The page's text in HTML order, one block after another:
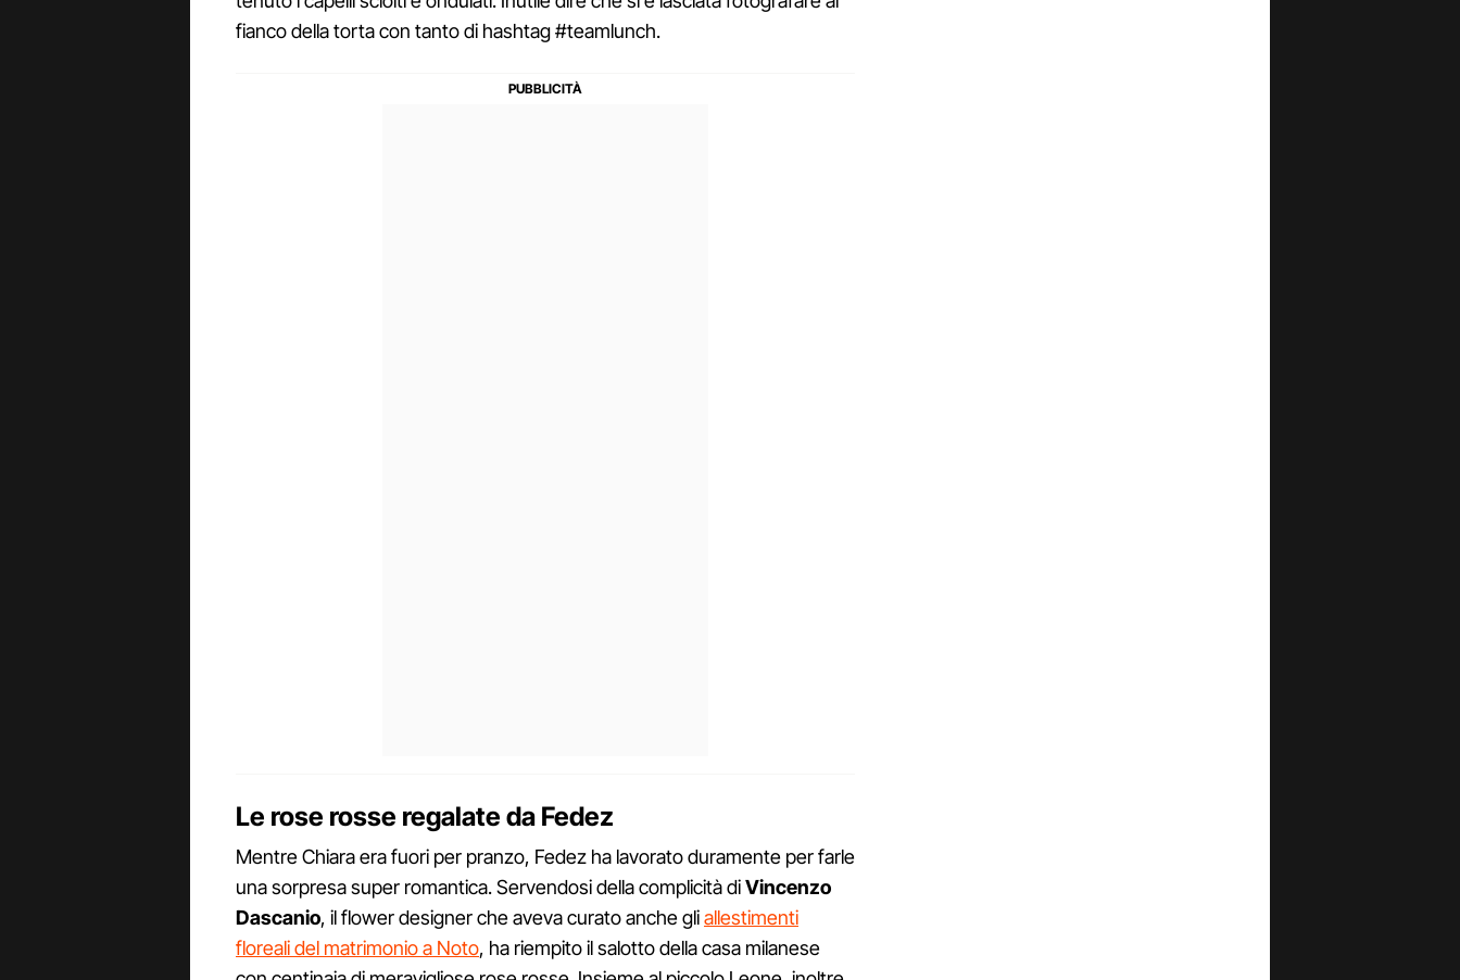
fianco della torta con tanto di hashtag #teamlunch.
Le rose rosse regalate da Fedez
Mentre Chiara era fuori per pranzo, Fedez ha lavorato duramente per farle
una sorpresa super romantica. Servendosi della complicità diVincenzo
Dascanio, il flower designer che aveva curato anche gliallestimenti
floreali del matrimonio a Noto, ha riempito il salotto della casa milanese